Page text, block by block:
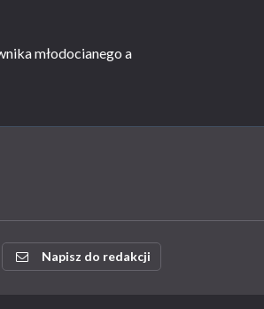
młodocianego a
Napisz do redakcji